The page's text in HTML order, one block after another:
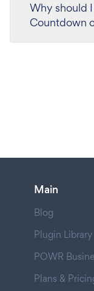
Why should
Countdown
Main
Blog
Plugin Library
POWR
Plans &